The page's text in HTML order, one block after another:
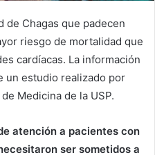
de Chagas que padecen
riesgo de mortalidad que
cardíacas. La información
un estudio realizado por
Medicina de la USP.
atención a pacientes con
ser sometidos a